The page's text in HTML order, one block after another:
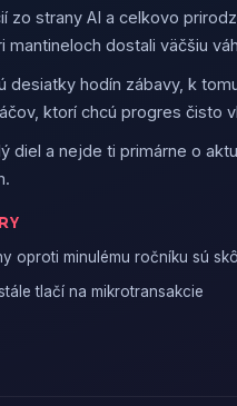
strany AI a celkovo
dostali väčšiu
desiatky hodín zábavy, k
ktorí chcú progres čisto
diel a nejde ti primárne o
oproti minulému ročníku sú
tlačí na mikrotransakcie